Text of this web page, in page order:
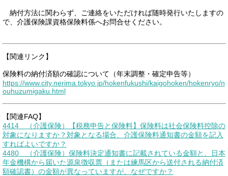
納付方法に関わらず、ご連絡をいただければ随時発行いたしますの
で、介護保険課資格保険料係へお問合せください。
【関連リンク】
保険料の納付済額の確認について（年末調整・確定申告等）
https://www.city.nerima.tokyo.jp/hokenfukushi/kaigohoken/hokenryo/n
ouhuzumigaku.html
【関連FAQ】
4414 （介護保険）【税務申告と保険料】保険料は社会保険料控除の
対象になりますか？対象となる場合、介護保険料通知書の金額を記入
すればよいですか？
4480 （介護保険）保険料決定通知書に記載されている金額と、日本
年金機構から届いた源泉徴収票（または練馬区から送付される納付済
額確認書）の金額が異なっていますが、なぜですか？